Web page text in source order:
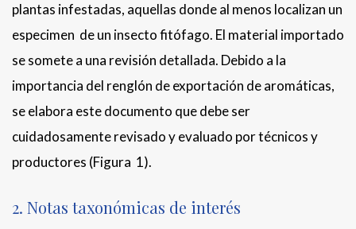
plantas infestadas, aquellas donde al menos localizan un
especimen de un insecto fitófago. El material importado
se somete a una revisión detallada. Debido a la
importancia del renglón de exportación de aromáticas,
se elabora este documento que debe ser
cuidadosamente revisado y evaluado por técnicos y
productores (Figura 1).
2. Notas taxonómicas de interés